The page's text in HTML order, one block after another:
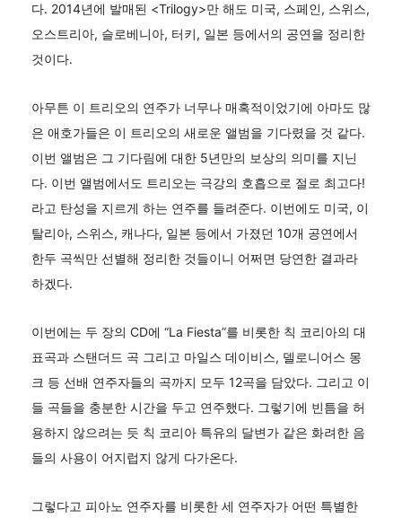
다. 2014년에 발매된 <Trilogy>만 해도 미국, 스페인, 스위스,
오스트리아, 슬로베니아, 터키, 일본 등에서의 공연을 정리한
것이다.
아무튼 이 트리오의 연주가 너무나 매혹적이었기에 아마도 많
은 애호가들은 이 트리오의 새로운 앨범을 기다렸을 것 같다.
이번 앨범은 그 기다림에 대한 5년만의 보상의 의미를 지닌
다. 이번 앨범에서도 트리오는 극강의 호흡으로 절로 최고다!
라고 탄성을 지르게 하는 연주를 들려준다. 이번에도 미국, 이
탈리아, 스위스, 캐나다, 일본 등에서 가졌던 10개 공연에서
한두 곡씩만 선별해 정리한 것들이니 어쩌면 당연한 결과라
하겠다.
이번에는 두 장의 CD에 “La Fiesta”를 비롯한 칙 코리아의 대
표곡과 스탠더드 곡 그리고 마일스 데이비스, 델로니어스 몽
크 등 선배 연주자들의 곡까지 모두 12곡을 담았다. 그리고 이
들 곡들을 충분한 시간을 두고 연주했다. 그렇기에 빈틈을 허
용하지 않으려는 듯 칙 코리아 특유의 달변가 같은 화려한 음
들의 사용이 어지럽지 않게 다가온다.
그렇다고 피아노 연주자를 비롯한 세 연주자가 어떤 특별한